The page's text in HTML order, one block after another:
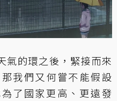
氣的環之後，緊接而來
我們又何嘗不能假設
了國家更高、更遠發